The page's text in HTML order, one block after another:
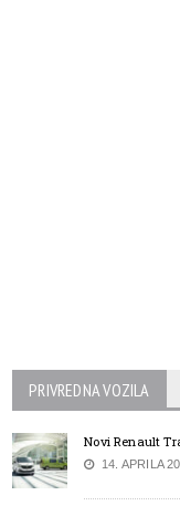
PRIVREDNA VOZILA
Novi Renault
14. APRILA